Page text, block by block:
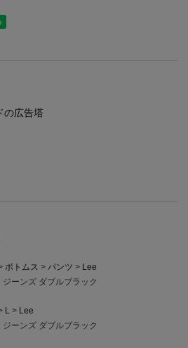
の広告塔
ボトムス パンツ
Lee
ーンズ ダブルブラック
L
Lee
ーンズ ダブルブラック